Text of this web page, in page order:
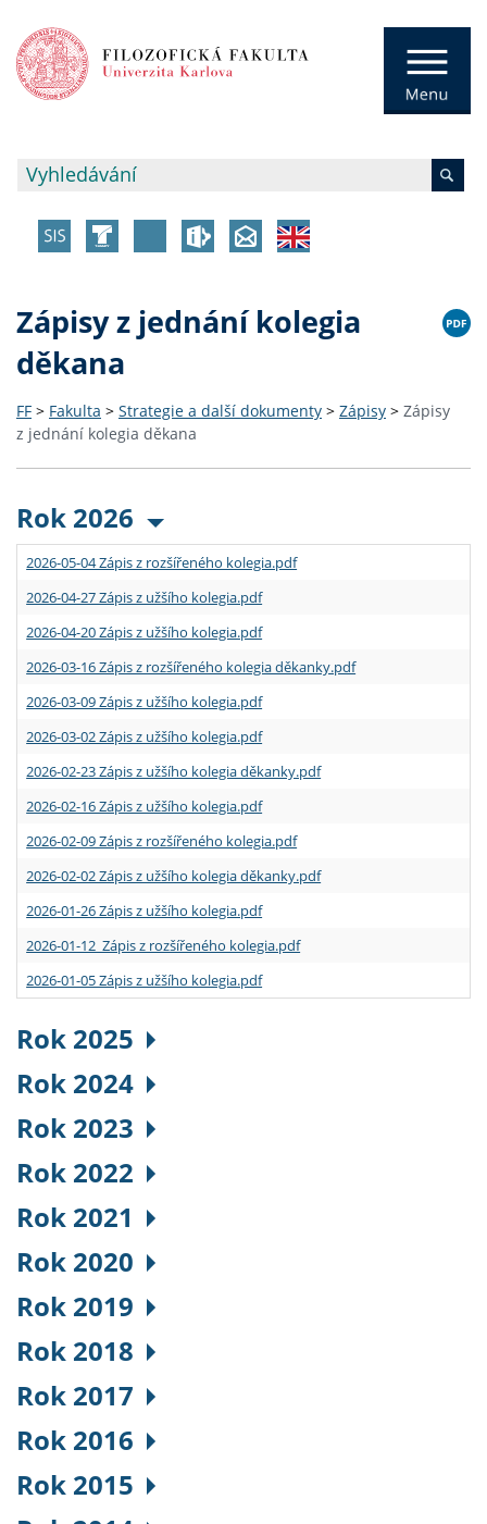
Zápisy z jednání kolegia
děkana
FF > Fakulta > Strategie a další dokumenty > Zápisy > Zápisy
z jednání kolegia děkana
Rok 2026
2026-05-04 Zápis z rozšířeného kolegia.pdf
2026-04-27 Zápis z užšího kolegia.pdf
2026-04-20 Zápis z užšího kolegia.pdf
2026-03-16 Zápis z rozšířeného kolegia děkanky.pdf
2026-03-09 Zápis z užšího kolegia.pdf
2026-03-02 Zápis z užšího kolegia.pdf
2026-02-23 Zápis z užšího kolegia děkanky.pdf
2026-02-16 Zápis z užšího kolegia.pdf
2026-02-09 Zápis z rozšířeného kolegia.pdf
2026-02-02 Zápis z užšího kolegia děkanky.pdf
2026-01-26 Zápis z užšího kolegia.pdf
2026-01-12 Zápis z rozšířeného kolegia.pdf
2026-01-05 Zápis z užšího kolegia.pdf
Rok 2025
Rok 2024
Rok 2023
Rok 2022
Rok 2021
Rok 2020
Rok 2019
Rok 2018
Rok 2017
Rok 2016
Rok 2015